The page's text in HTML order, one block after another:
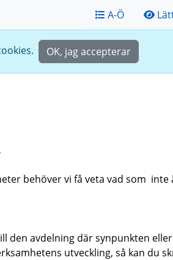
A-Ö
OK, jag accepterar
behöver vi få veta vad som
den avdelning där synpunkten
utveckling, så kan du